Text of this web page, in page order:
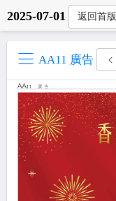
2025-07-01 返回首版
AA11 廣告